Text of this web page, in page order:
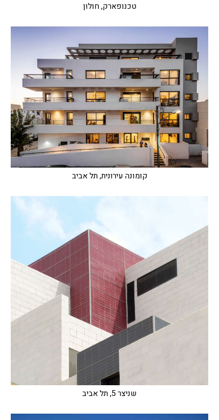
טכנופארק, חולון
קומונה עירונית, תל אביב
שניצר 5, תל אביב